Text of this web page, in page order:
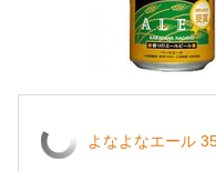
よなよなエール